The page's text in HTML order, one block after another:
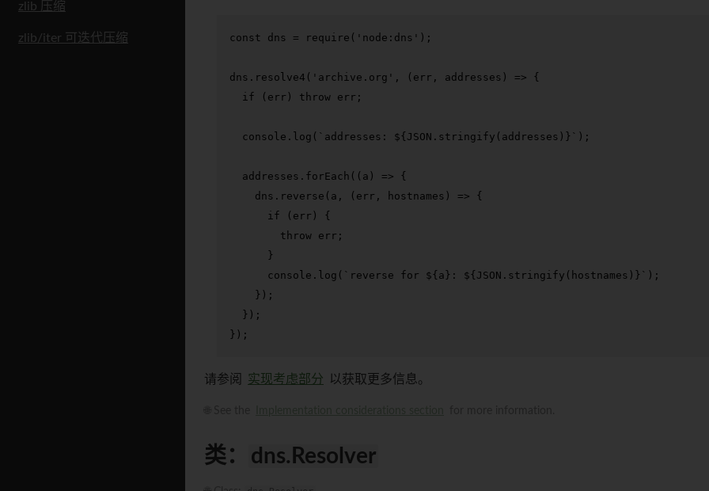
zlib 压缩
zlib/iter 可迭代压缩 const dns = require ( 'node:dns' );
dns. resolve4 ( 'archive.org' , ( err, addresses ) => {
if (err) throw err;
console . log ( `addresses: ${ JSON .stringify(addresses)} ` );
  addresses.
forEach ( ( a ) => {
    dns.
reverse (a, ( err, hostnames ) => {
if (err) {
throw err;
      }
console . log ( `reverse for ${a} : ${ JSON .stringify(hostnames)} ` );
    });
  });
});
请参阅 实现考虑部分 以获取更多信息。
类： dns.Resolver